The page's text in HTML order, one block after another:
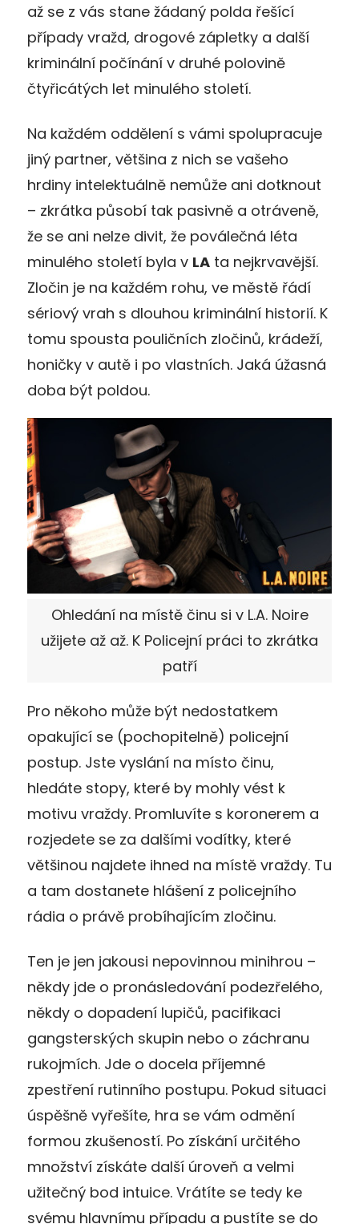
až se z vás stane žádaný polda řešící
případy vražd, drogové zápletky a další
kriminální počínání v druhé polovině
čtyřicátých let minulého století.
Na každém oddělení s vámi spolupracuje
jiný partner, většina z nich se vašeho
hrdiny intelektuálně nemůže ani dotknout
– zkrátka působí tak pasivně a otráveně,
že se ani nelze divit, že poválečná léta
minulého století byla v LA ta nejkrvavější.
Zločin je na každém rohu, ve městě řádí
sériový vrah s dlouhou kriminální historií. K
tomu spousta pouličních zločinů, krádeží,
honičky v autě i po vlastních. Jaká úžasná
doba být poldou.
Ohledání na místě činu si v L.A. Noire
užijete až až. K Policejní práci to zkrátka
patří
Pro někoho může být nedostatkem
opakující se (pochopitelně) policejní
postup. Jste vyslání na místo činu,
hledáte stopy, které by mohly vést k
motivu vraždy. Promluvíte s koronerem a
rozjedete se za dalšími vodítky, které
většinou najdete ihned na místě vraždy. Tu
a tam dostanete hlášení z policejního
rádia o právě probíhajícím zločinu.
Ten je jen jakousi nepovinnou minihrou –
někdy jde o pronásledování podezřelého,
někdy o dopadení lupičů, pacifikaci
gangsterských skupin nebo o záchranu
rukojmích. Jde o docela příjemné
zpestření rutinního postupu. Pokud situaci
úspěšně vyřešíte, hra se vám odmění
formou zkušeností. Po získání určitého
množství získáte další úroveň a velmi
užitečný bod intuice. Vrátíte se tedy ke
svému hlavnímu případu a pustíte se do